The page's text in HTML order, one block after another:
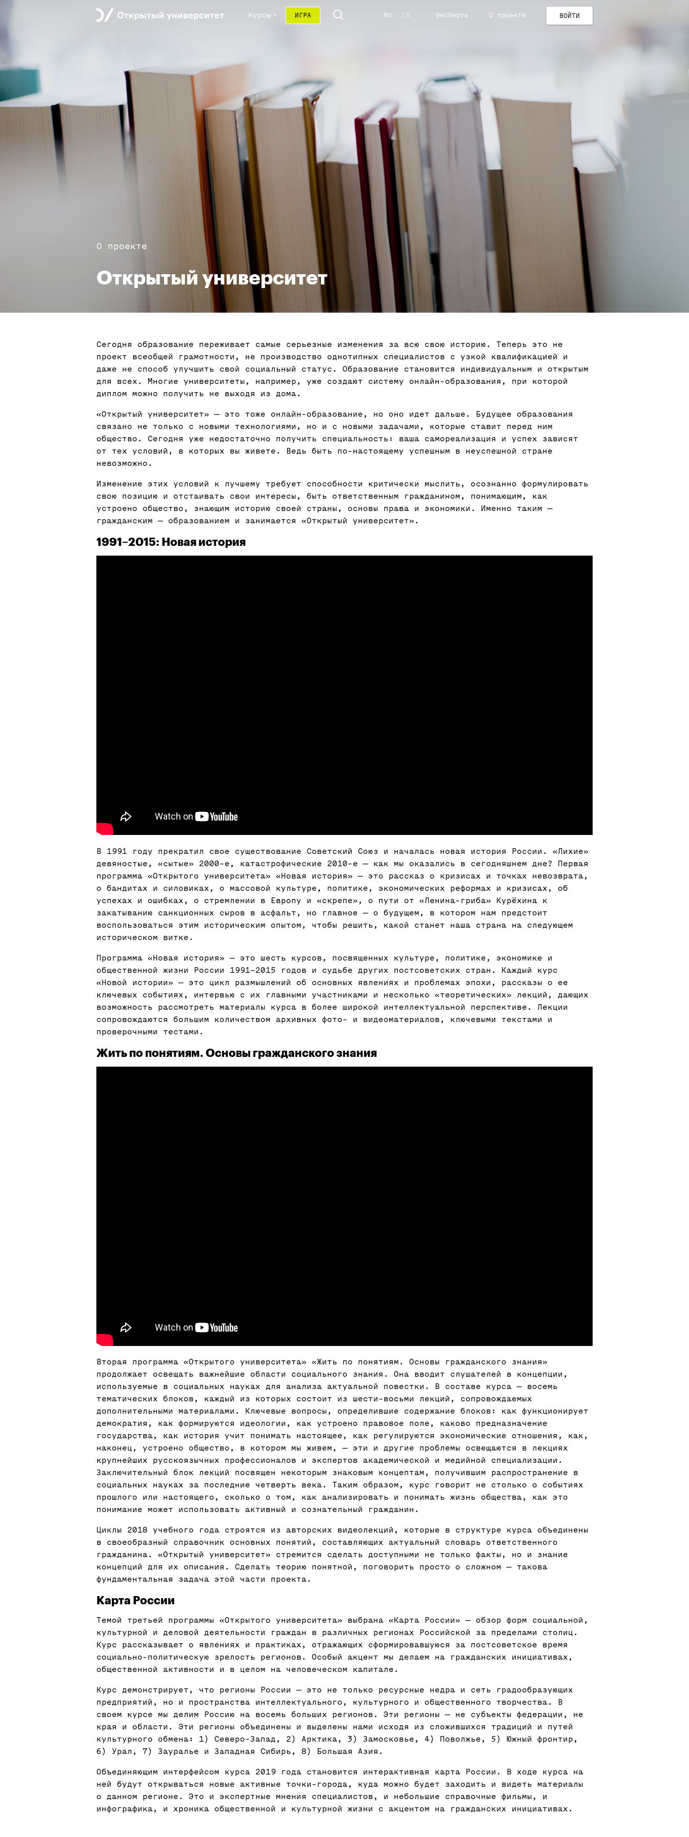
Курсы ИГРА RU Эксперты О проекте ВОЙТИ
О проекте
Открытый университет
Сегодня образование переживает самые серьезные изменения за всю свою историю. Теперь это не
проект всеобщей грамотности, не производство однотипных специалистов с узкой квалификацией и
даже не способ улучшить свой социальный статус. Образование становится индивидуальным и открытым
для всех. Многие университеты, например, уже создают систему онлайн-образования, при которой
диплом можно получить не выходя из дома.
«Открытый университет» — это тоже онлайн-образование, но оно идет дальше. Будущее образования
связано не только с новыми технологиями, но и с новыми задачами, которые ставит перед ним
общество. Сегодня уже недостаточно получить специальность: ваша самореализация и успех зависят
от тех условий, в которых вы живете. Ведь быть по-настоящему успешным в неуспешной стране
невозможно.
Изменение этих условий к лучшему требует способности критически мыслить, осознанно формулировать
свою позицию и отстаивать свои интересы, быть ответственным гражданином, понимающим, как
устроено общество, знающим историю своей страны, основы права и экономики. Именно таким —
гражданским — образованием и занимается «Открытый университет».
1991–2015: Новая история
В 1991 году прекратил свое существование Советский Союз и началась новая история России. «Лихие»
девяностые, «сытые» 2000-е, катастрофические 2010-е — как мы оказались в сегодняшнем дне? Первая
программа «Открытого университета» «Новая история» — это рассказ о кризисах и точках невозврата,
о бандитах и силовиках, о массовой культуре, политике, экономических реформах и кризисах, об
успехах и ошибках, о стремлении в Европу и «скрепе», о пути от «Ленина-гриба» Курёхина к
закатыванию санкционных сыров в асфальт, но главное — о будущем, в котором нам предстоит
воспользоваться этим историческим опытом, чтобы решить, какой станет наша страна на следующем
историческом витке.
Программа «Новая история» — это шесть курсов, посвященных культуре, политике, экономике и
общественной жизни России 1991–2015 годов и судьбе других постсоветских стран. Каждый курс
«Новой истории» — это цикл размышлений об основных явлениях и проблемах эпохи, рассказы о ее
ключевых событиях, интервью с их главными участниками и несколько «теоретических» лекций, дающих
возможность рассмотреть материалы курса в более широкой интеллектуальной перспективе. Лекции
сопровождаются большим количеством архивных фото- и видеоматериалов, ключевыми текстами и
проверочными тестами.
Жить по понятиям. Основы гражданского знания
Вторая программа «Открытого университета» «Жить по понятиям. Основы гражданского знания»
продолжает освещать важнейшие области социального знания. Она вводит слушателей в концепции,
используемые в социальных науках для анализа актуальной повестки. В составе курса — восемь
тематических блоков, каждый из которых состоит из шести-восьми лекций, сопровождаемых
дополнительными материалами. Ключевые вопросы, определившие содержание блоков: как функционирует
демократия, как формируются идеологии, как устроено правовое поле, каково предназначение
государства, как история учит понимать настоящее, как регулируются экономические отношения, как,
наконец, устроено общество, в котором мы живем, — эти и другие проблемы освещаются в лекциях
крупнейших русскоязычных профессионалов и экспертов академической и медийной специализации.
Заключительный блок лекций посвящен некоторым знаковым концептам, получившим распространение в
социальных науках за последние четверть века. Таким образом, курс говорит не столько о событиях
прошлого или настоящего, сколько о том, как анализировать и понимать жизнь общества, как это
понимание может использовать активный и сознательный гражданин.
Циклы 2018 учебного года строятся из авторских видеолекций, которые в структуре курса объединены
в своеобразный справочник основных понятий, составляющих актуальный словарь ответственного
гражданина. «Открытый университет» стремится сделать доступными не только факты, но и знание
концепций для их описания. Сделать теорию понятной, поговорить просто о сложном — такова
фундаментальная задача этой части проекта.
Карта России
Темой третьей программы «Открытого университета» выбрана «Карта России» — обзор форм социальной,
культурной и деловой деятельности граждан в различных регионах Российской за пределами столиц.
Курс рассказывает о явлениях и практиках, отражающих сформировавшуюся за постсоветское время
социально-политическую зрелость регионов. Особый акцент мы делаем на гражданских инициативах,
общественной активности и в целом на человеческом капитале.
Курс демонстрирует, что регионы России — это не только ресурсные недра и сеть градообразующих
предприятий, но и пространства интеллектуального, культурного и общественного творчества. В
своем курсе мы делим Россию на восемь больших регионов. Эти регионы — не субъекты федерации, не
края и области. Эти регионы объединены и выделены нами исходя из сложившихся традиций и путей
культурного обмена: 1) Северо-Запад, 2) Арктика, 3) Замосковье, 4) Поволжье, 5) Южный фронтир,
6) Урал, 7) Зауралье и Западная Сибирь, 8) Большая Азия.
Объединяющим интерфейсом курса 2019 года становится интерактивная карта России. В ходе курса на
ней будут открываться новые активные точки-города, куда можно будет заходить и видеть материалы
о данном регионе. Это и экспертные мнения специалистов, и небольшие справочные фильмы, и
инфографика, и хроника общественной и культурной жизни с акцентом на гражданских инициативах.